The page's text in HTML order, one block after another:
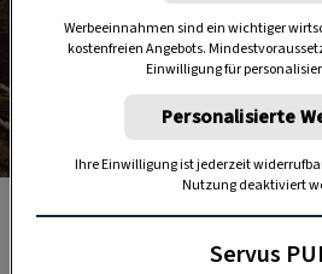
Die Käferbohnensulz ist eine
zu weiteren Gängen
Werbeeinnahmen sind ein wichtiger
kostenfreien Angebots.
Einwilligung für
Personalisierte
Ihre Einwilligung ist jederzeit
Nutzung deaktiviert
Servus